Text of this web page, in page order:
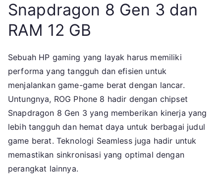
Snapdragon 8 Gen 3 dan
RAM 12 GB
Sebuah HP gaming yang layak harus memiliki
performa yang tangguh dan efisien untuk
menjalankan game-game berat dengan lancar.
Untungnya, ROG Phone 8 hadir dengan chipset
Snapdragon 8 Gen 3 yang memberikan kinerja yang
lebih tangguh dan hemat daya untuk berbagai judul
game berat. Teknologi Seamless juga hadir untuk
memastikan sinkronisasi yang optimal dengan
perangkat lainnya.